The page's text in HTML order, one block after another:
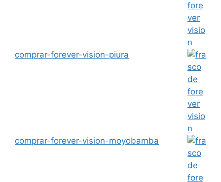
comprar-forever-vision-piura
comprar-forever-vision-moyobamba